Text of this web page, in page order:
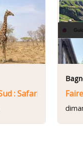
: Safari Dream du